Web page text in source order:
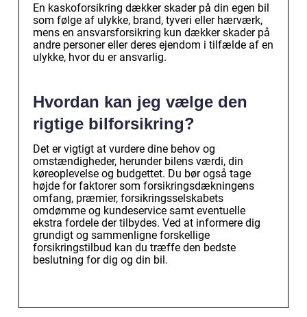
En kaskoforsikring dækker skader på din egen bil
som følge af ulykke, brand, tyveri eller hærværk,
mens en ansvarsforsikring kun dækker skader på
andre personer eller deres ejendom i tilfælde af en
ulykke, hvor du er ansvarlig.
Hvordan kan jeg vælge den
rigtige bilforsikring?
Det er vigtigt at vurdere dine behov og
omstændigheder, herunder bilens værdi, din
køreoplevelse og budgettet. Du bør også tage
højde for faktorer som forsikringsdækningens
omfang, præmier, forsikringsselskabets
omdømme og kundeservice samt eventuelle
ekstra fordele der tilbydes. Ved at informere dig
grundigt og sammenligne forskellige
forsikringstilbud kan du træffe den bedste
beslutning for dig og din bil.